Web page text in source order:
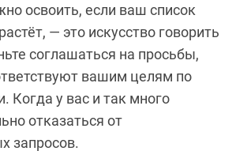
освоить, если ваш список
— это искусство говорить
соглашаться на просьбы,
вашим целям по
Когда у вас и так много
отказаться от
запросов.